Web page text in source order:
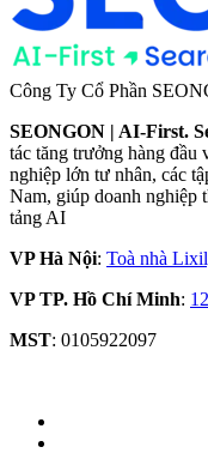
Công Ty Cổ Phần
SEONGON | AI-First.
tác tăng trưởng hàng đầu
nghiệp lớn tư nhân, các
Nam, giúp doanh nghiệp
tảng AI
VP Hà Nội: Toà nhà
VP TP. Hồ Chí Minh:
MST: 0105922097